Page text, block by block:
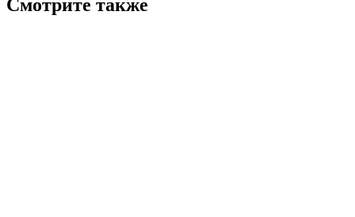
Смотрите также